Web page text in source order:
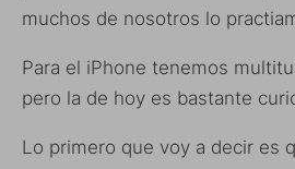
muchos de nosotros lo
Para el iPhone tenemos
pero la de hoy es bastante
Lo primero que voy a decir es